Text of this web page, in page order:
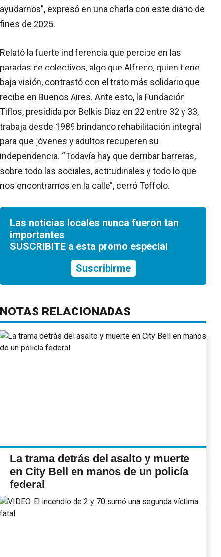
ayudarnos”, expresó en una charla con este diario de
fines de 2025.
Relató la fuerte indiferencia que percibe en las
paradas de colectivos, algo que Alfredo, quien tiene
baja visión, contrastó con el trato más solidario que
recibe en Buenos Aires. Ante esto, la Fundación
Tiflos, presidida por Belkis Díaz en 22 entre 32 y 33,
trabaja desde 1989 brindando rehabilitación integral
para que jóvenes y adultos recuperen su
independencia. “Todavía hay que derribar barreras,
sobre todo las sociales, actitudinales y todo lo que
nos encontramos en la calle”, cerró Toffolo.
Las noticias locales nunca fueron tan
importantes
SUSCRIBITE a esta promo especial
Suscribirme
NOTAS RELACIONADAS
La trama detrás del asalto y muerte
en City Bell en manos de un policía
federal